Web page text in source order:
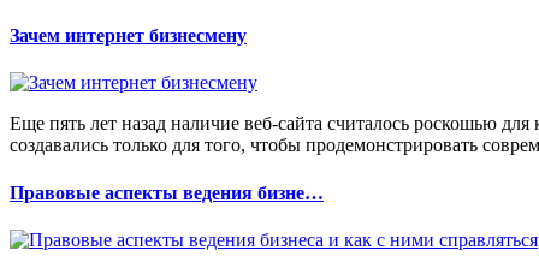
Зачем интернет бизнесмену
Еще пять лет назад наличие веб-сайта считалось роскошью
создавались только для того, чтобы продемонстрировать
Правовые аспекты ведения бизне…